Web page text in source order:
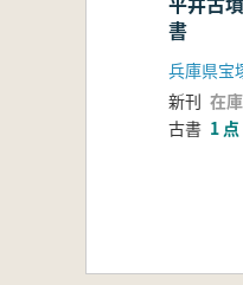
書
兵庫県宝
新刊 在
古書 1 点